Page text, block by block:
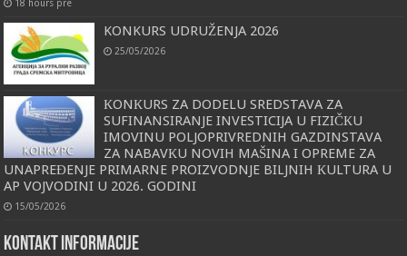
18 hours pre
KONKURS UDRUŽENJA 2026
25/05/2026
КONКURS ZA DODELU SREDSTAVA ZA
SUFINANSIRANJE INVESTICIJA U FIZIČКU
IMOVINU POLJOPRIVREDNIH GAZDINSTAVA
ZA NABAVКU NOVIH MAŠINA I OPREME ZA
UNAPREĐENJE PRIMARNE PROIZVODNJE BILJNIH КULTURA U
AP VOJVODINI U 2026. GODINI
15/05/2026
KONTAKT INFORMACIJE